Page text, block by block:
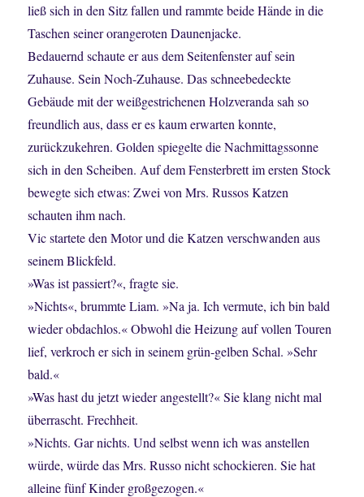
ließ sich in den Sitz fallen und rammte beide Hände in die
Taschen seiner orangeroten Daunenjacke.
Bedauernd schaute er aus dem Seitenfenster auf sein
Zuhause. Sein Noch-Zuhause. Das schneebedeckte
Gebäude mit der weißgestrichenen Holzveranda sah so
freundlich aus, dass er es kaum erwarten konnte,
zurückzukehren. Golden spiegelte die Nachmittagssonne
sich in den Scheiben. Auf dem Fensterbrett im ersten Stock
bewegte sich etwas: Zwei von Mrs. Russos Katzen
schauten ihm nach.
Vic startete den Motor und die Katzen verschwanden aus
seinem Blickfeld.
»Was ist passiert?«, fragte sie.
»Nichts«, brummte Liam. »Na ja. Ich vermute, ich bin bald
wieder obdachlos.« Obwohl die Heizung auf vollen Touren
lief, verkroch er sich in seinem grün-gelben Schal. »Sehr
bald.«
»Was hast du jetzt wieder angestellt?« Sie klang nicht mal
überrascht. Frechheit.
»Nichts. Gar nichts. Und selbst wenn ich was anstellen
würde, würde das Mrs. Russo nicht schockieren. Sie hat
alleine fünf Kinder großgezogen.«